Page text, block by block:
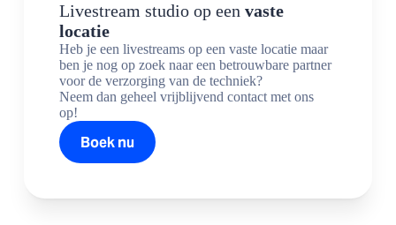
Livestream studio op een vaste
locatie
Heb je een livestreams op een vaste locatie maar
ben je nog op zoek naar een betrouwbare partner
voor de verzorging van de techniek?
Neem dan geheel vrijblijvend contact met ons
op!
Boek nu